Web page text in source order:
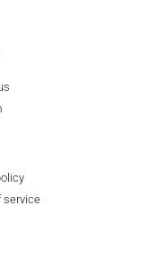
service